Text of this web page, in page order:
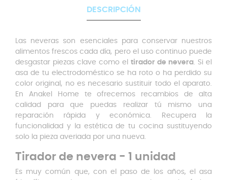
DESCRIPCIÓN
Las neveras son esenciales para conservar nuestros
alimentos frescos cada día, pero el uso continuo puede
desgastar piezas clave como el tirador de nevera. Si el
asa de tu electrodoméstico se ha roto o ha perdido su
color original, no es necesario sustituir todo el aparato.
En Anakel Home te ofrecemos recambios de alta
calidad para que puedas realizar tú mismo una
reparación rápida y económica. Recupera la
funcionalidad y la estética de tu cocina sustituyendo
solo la pieza averiada por una nueva.
Tirador de nevera - 1 unidad
Es muy común que, con el paso de los años, el asa